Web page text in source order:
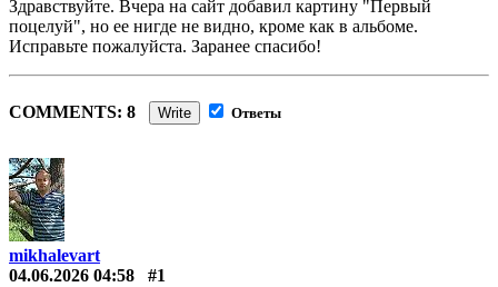
Здравствуйте. Вчера на сайт добавил картину "Первый
поцелуй", но ее нигде не видно, кроме как в альбоме.
Исправьте пожалуйста. Заранее спасибо!
COMMENTS: 8 Write Ответы
mikhalevart
04.06.2026 04:58
#1